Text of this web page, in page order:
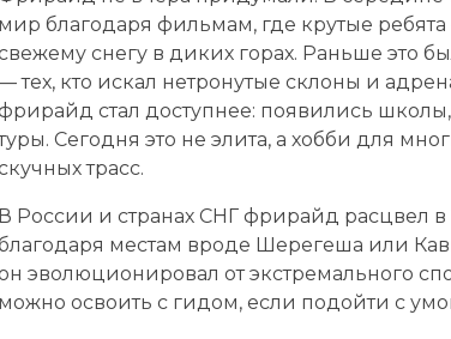
мир благодаря фильмам, где крутые ребята
снегу в диких горах. Раньше это
тех, кто искал нетронутые склоны и
стал доступнее: появились
Сегодня это не элита, а хобби для
трасс.
В России и странах СНГ фрирайд расцвел в
местам вроде Шерегеша или
эволюционировал от экстремального
можно освоить с гидом, если подойти с